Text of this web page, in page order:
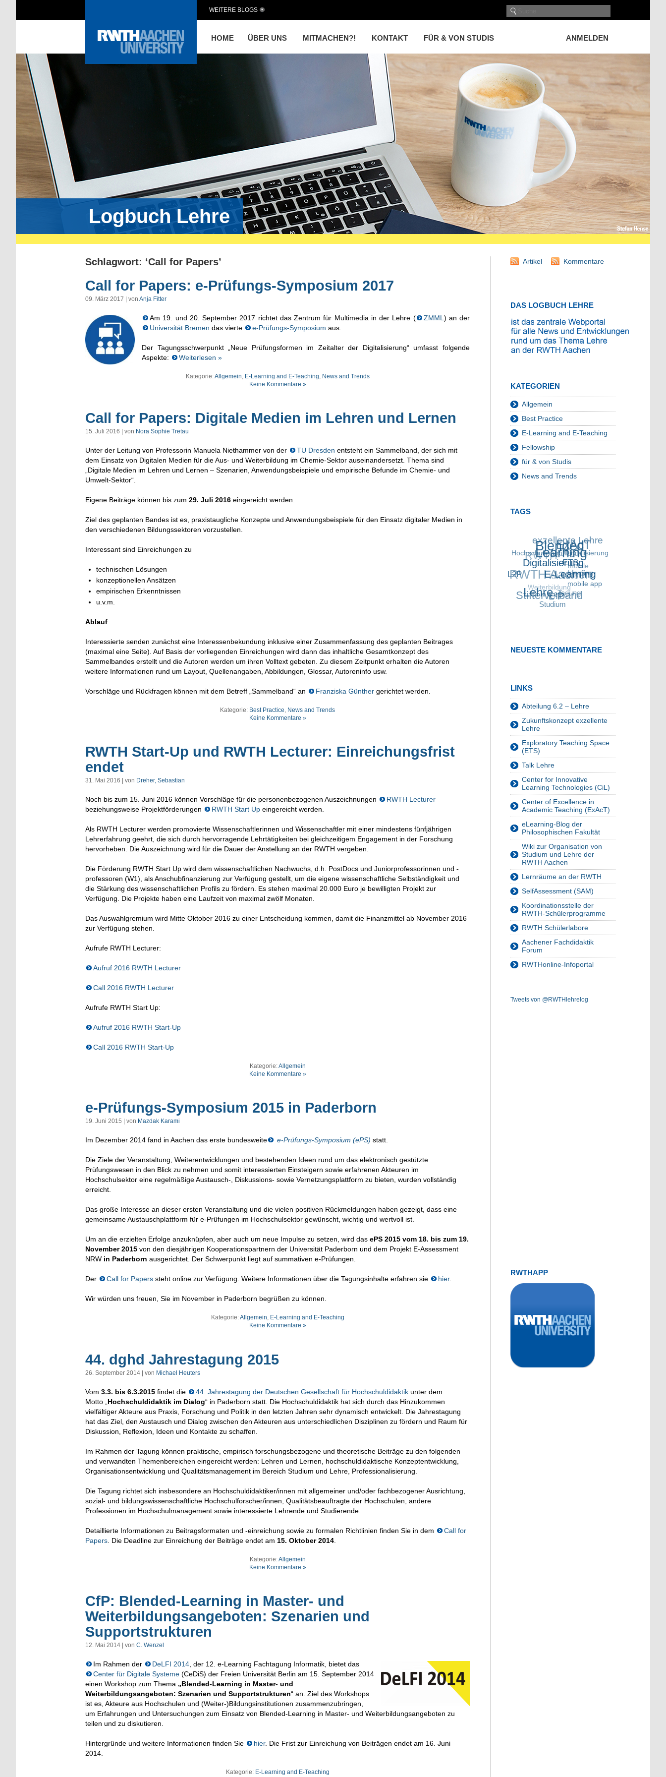
HOME ÜBER UNS MITMACHEN?! KONTAKT FÜR & VON STUDIS ANMELDEN
WEITERE BLOGS
Logbuch Lehre
Schlagwort: ‘Call for Papers’
Call for Papers: e-Prüfungs-Symposium 2017
09. März 2017 | von Anja Fitter
Am 19. und 20. September 2017 richtet das Zentrum für Multimedia in der Lehre ( ZMML ) an der
Universität Bremen das vierte e-Prüfungs-Symposium aus.
Der Tagungsschwerpunkt „Neue Prüfungsformen im Zeitalter der Digitalisierung“ umfasst folgende
Aspekte:
Weiterlesen »
Kategorie:Allgemein E-Learning and E-Teaching News and Trends
Keine Kommentare »
Call for Papers: Digitale Medien im Lehren und Lernen
15. Juli 2016 | von Nora Sophie Tretau
Unter der Leitung von Professorin Manuela Niethammer von der TU Dresden entsteht ein Sammelband, der sich mit
dem Einsatz von Digitalen Medien für die Aus- und Weiterbildung im Chemie-Sektor auseinandersetzt. Thema sind
„Digitale Medien im Lehren und Lernen – Szenarien, Anwendungsbeispiele und empirische Befunde im Chemie- und
Umwelt-Sektor“.
Eigene Beiträge können bis zum 29. Juli 2016 eingereicht werden.
Ziel des geplanten Bandes ist es, praxistaugliche Konzepte und Anwendungsbeispiele für den Einsatz digitaler Medien in
den verschiedenen Bildungssektoren vorzustellen.
Interessant sind Einreichungen zu
technischen Lösungen
konzeptionellen Ansätzen
empirischen Erkenntnissen
u.v.m.
Ablauf
Interessierte senden zunächst eine Interessenbekundung inklusive einer Zusammenfassung des geplanten Beitrages
(maximal eine Seite). Auf Basis der vorliegenden Einreichungen wird dann das inhaltliche Gesamtkonzept des
Sammelbandes erstellt und die Autoren werden um ihren Volltext gebeten. Zu diesem Zeitpunkt erhalten die Autoren
weitere Informationen rund um Layout, Quellenangaben, Abbildungen, Glossar, Autoreninfo usw.
Vorschläge und Rückfragen können mit dem Betreff „Sammelband“ an Franziska Günther gerichtet werden.
Kategorie: Best Practice, News and Trends
Keine Kommentare »
RWTH Start-Up und RWTH Lecturer: Einreichungsfrist
endet
31. Mai 2016 | von Dreher, Sebastian
Noch bis zum 15. Juni 2016 können Vorschläge für die personenbezogenen Auszeichnungen
RWTH Lecturer
beziehungsweise Projektförderungen
RWTH Start Up eingereicht werden.
Als RWTH Lecturer werden promovierte Wissenschaftlerinnen und Wissenschaftler mit einer mindestens fünfjährigen
Lehrerfahrung geehrt, die sich durch hervorragende Lehrtätigkeiten bei gleichzeitigem Engagement in der Forschung
hervorheben. Die Auszeichnung wird für die Dauer der Anstellung an der RWTH vergeben.
Die Förderung RWTH Start Up wird dem wissenschaftlichen Nachwuchs, d.h. PostDocs und Juniorprofessorinnen und -
professoren (W1), als Anschubfinanzierung zur Verfügung gestellt, um die eigene wissenschaftliche Selbständigkeit und
die Stärkung des wissenschaftlichen Profils zu fördern. Es stehen maximal 20.000 Euro je bewilligten Projekt zur
Verfügung. Die Projekte haben eine Laufzeit von maximal zwölf Monaten.
Das Auswahlgremium wird Mitte Oktober 2016 zu einer Entscheidung kommen, damit die Finanzmittel ab November 2016
zur Verfügung stehen.
Aufrufe RWTH Lecturer:
Aufruf 2016 RWTH Lecturer
Call 2016 RWTH Lecturer
Aufrufe RWTH Start Up:
Aufruf 2016 RWTH Start-Up
Call 2016 RWTH Start-Up
Kategorie:Allgemein
Keine Kommentare »
e-Prüfungs-Symposium 2015 in Paderborn
19. Juni 2015 | von Mazdak Karami
Im Dezember 2014 fand in Aachen das erste bundesweite e-Prüfungs-Symposium (ePS) statt.
Die Ziele der Veranstaltung, Weiterentwicklungen und bestehenden Ideen rund um das elektronisch gestützte
Prüfungswesen in den Blick zu nehmen und somit interessierten Einsteigern sowie erfahrenen Akteuren im
Hochschulsektor eine regelmäßige Austausch-, Diskussions- sowie Vernetzungsplattform zu bieten, wurden vollständig
erreicht.
Das große Interesse an dieser ersten Veranstaltung und die vielen positiven Rückmeldungen haben gezeigt, dass eine
gemeinsame Austauschplattform für e-Prüfungen im Hochschulsektor gewünscht, wichtig und wertvoll ist.
Um an die erzielten Erfolge anzuknüpfen, aber auch um neue Impulse zu setzen, wird das ePS 2015 vom 18. bis zum 19.
November 2015 von den diesjährigen Kooperationspartnern der Universität Paderborn und dem Projekt E-Assessment
NRW in Paderborn ausgerichtet. Der Schwerpunkt liegt auf summativen e-Prüfungen.
Der Call for Papers steht online zur Verfügung. Weitere Informationen über die Tagungsinhalte erfahren sie hier.
Wir würden uns freuen, Sie im November in Paderborn begrüßen zu können.
Kategorie:Allgemein, E-Learning and E-Teaching
Keine Kommentare »
44. dghd Jahrestagung 2015
26. September 2014 | von Michael Heuters
Vom 3.3. bis 6.3.2015 findet die 44. Jahrestagung der Deutschen Gesellschaft für Hochschuldidaktik unter dem
Motto „ Hochschuldidaktik im Dialog“ in Paderborn statt. Die Hochschuldidaktik hat sich durch das Hinzukommen
vielfältiger Akteure aus Praxis, Forschung und Politik in den letzten Jahren sehr dynamisch entwickelt. Die Jahrestagung
hat das Ziel, den Austausch und Dialog zwischen den Akteuren aus unterschiedlichen Disziplinen zu fördern und Raum für
Diskussion, Reflexion, Ideen und Kontakte zu schaffen.
Im Rahmen der Tagung können praktische, empirisch forschungsbezogene und theoretische Beiträge zu den folgenden
und verwandten Themenbereichen eingereicht werden: Lehren und Lernen, hochschuldidaktische Konzeptentwicklung,
Organisationsentwicklung und Qualitätsmanagement im Bereich Studium und Lehre, Professionalisierung.
Die Tagung richtet sich insbesondere an Hochschuldidaktiker/innen mit allgemeiner und/oder fachbezogener Ausrichtung,
sozial- und bildungswissenschaftliche Hochschulforscher/innen, Qualitätsbeauftragte der Hochschulen, andere
Professionen im Hochschulmanagement sowie interessierte Lehrende und Studierende.
Detaillierte Informationen zu Beitragsformaten und -einreichung sowie zu formalen Richtlinien finden Sie in dem
Call for
Papers . Die Deadline zur Einreichung der Beiträge endet am 15. Oktober 2014
Kategorie:Allgemein
Keine Kommentare »
CfP: Blended-Learning in Master- und
Weiterbildungsangeboten: Szenarien und
Supportstrukturen
12. Mai 2014 | von C. Wenzel
Im Rahmen der DeLFI 2014 , der 12. e-Learning Fachtagung Informatik, bietet das
Center für Digitale Systeme (CeDiS) der Freien Universität Berlin am 15. September 2014
einen Workshop zum Thema „Blended-Learning in Master- und
Weiterbildungsangeboten: Szenarien und Supportstrukturen“ an. Ziel des Workshops
ist es, Akteure aus Hochschulen und (Weiter-)Bildungsinstitutionen zusammenzubringen,
um Erfahrungen und Untersuchungen zum Einsatz von Blended-Learning in Master- und Weiterbildungsangeboten zu
teilen und zu diskutieren.
Hintergründe und weitere Informationen finden Sie hier. Die Frist zur Einreichung von Beiträgen endet am 16. Juni
2014.
Kategorie: E-Learning and E-Teaching
Artikel Kommentare
DAS LOGBUCH LEHRE
KATEGORIEN
Allgemein
Best Practice
E-Learning and E-Teaching
Fellowship
für & von Studis
News and Trends
TAGS
Blended
Learning
Digitalisierung
E-Learning
ETS
ExAcT
exzellente Lehre
Hochschulforum
Digitalisierung
L2P
Lehre
L²P
mobile app
mobile
learning
MOOC
RWTH
RWTH Aachen
Stifterverband
Studium
Tagung
Talk Lehre
Weiterbildung
NEUESTE KOMMENTARE
LINKS
Abteilung 6.2 – Lehre
Zukunftskonzept exzellente
Lehre
Exploratory Teaching Space
(ETS)
Talk Lehre
Center for Innovative
Learning Technologies (CiL)
Center of Excellence in
Academic Teaching (ExAcT)
eLearning-Blog der
Philosophischen Fakultät
Wiki zur Organisation von
Studium und Lehre der
RWTH Aachen
Lernräume an der RWTH
SelfAssessment (SAM)
Koordinationsstelle der
RWTH-Schülerprogramme
RWTH Schülerlabore
Aachener Fachdidaktik
Forum
RWTHonline-Infoportal
Tweets von @RWTHlehrelog
RWTHAPP